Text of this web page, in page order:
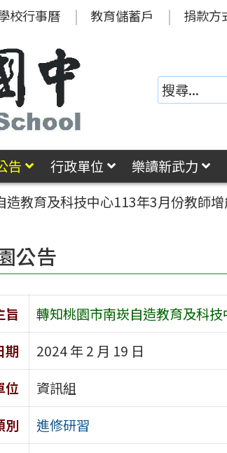
校行事曆 教育儲蓄戶 捐款方
告 行政單位 樂讀新武力
造教育及科技中心113年3月份教師
公告
旨
轉知桃園市南崁自造教育及科
期
2024 年 2 月 19 日
位
資訊組
別
進修研習